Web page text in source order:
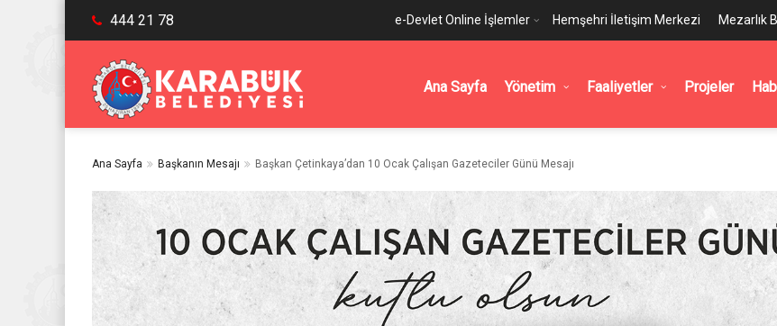
444 21 78 e-Devlet Online İşlemler Hemşehri İletişim Merkezi Mezarlık
Ana Sayfa Yönetim Faaliyetler Projeler
Ana Sayfa Başkanın Mesajı Başkan Çetinkaya’dan 10 Ocak Çalışan Gazeteciler Günü Mesajı